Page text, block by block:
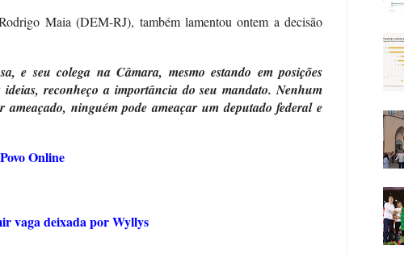
Maia (DEM-RJ), também lamentou ontem a decisão
e seu colega na Câmara, mesmo estando em posições
ideias, reconheço a importância do seu mandato. Nenhum
ameaçado, ninguém pode ameaçar um deputado federal e
Online
vaga deixada por Wyllys